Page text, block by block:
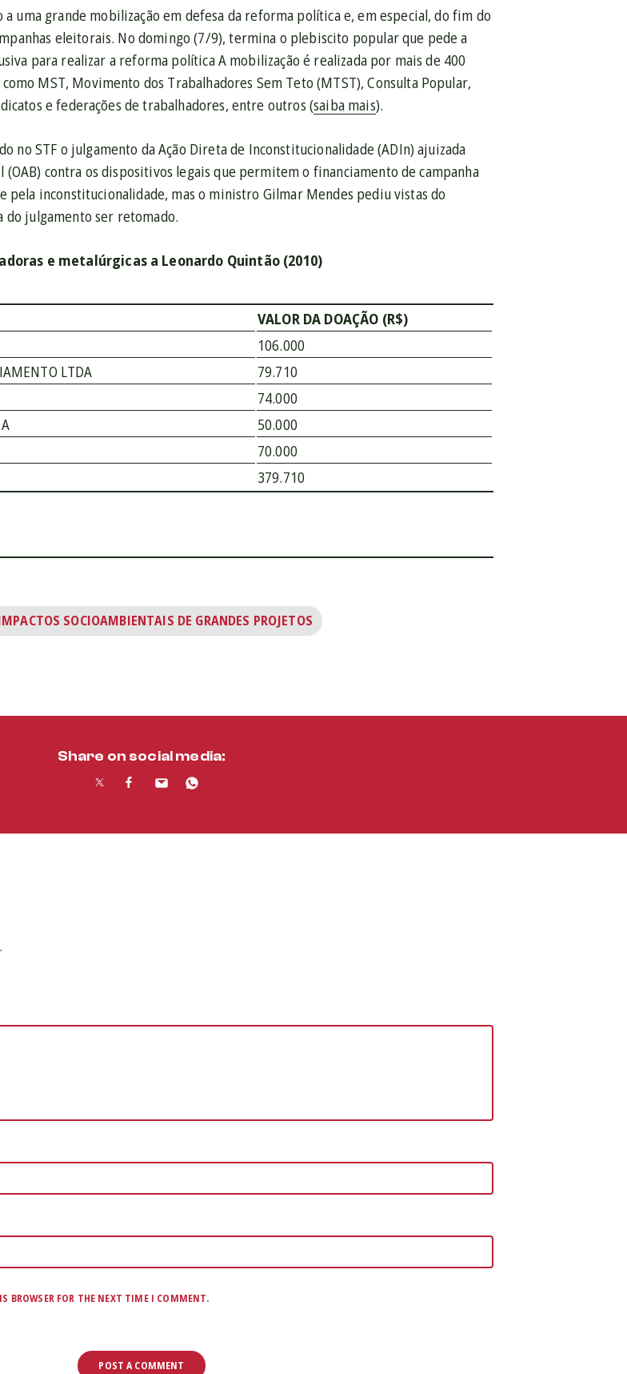
a uma grande mobilização em defesa da reforma política e, em especial, do fim do
eleitorais. No domingo (7/9), termina o plebiscito popular que pede a
para realizar a reforma política A mobilização é realizada por mais de 400
MST, Movimento dos Trabalhadores Sem Teto (MTST), Consulta Popular,
e federações de trabalhadores, entre outros (saiba mais).
no STF o julgamento da Ação Direta de Inconstitucionalidade (ADIn) ajuizada
(OAB) contra os dispositivos legais que permitem o financiamento de campanha
pela inconstitucionalidade, mas o ministro Gilmar Mendes pediu vistas do
do julgamento ser retomado.
e metalúrgicas a Leonardo Quintão (2010)
VALOR DA DOAÇÃO (R$)
106.000
LTDA
79.710
74.000
50.000
70.000
379.710
SOCIOAMBIENTAIS DE GRANDES PROJETOS
Share on social media:
BROWSER FOR THE NEXT TIME I COMMENT.